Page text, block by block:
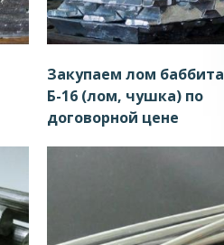
Закупаем лом баббита
Б-16 (лом, чушка) по
договорной цене